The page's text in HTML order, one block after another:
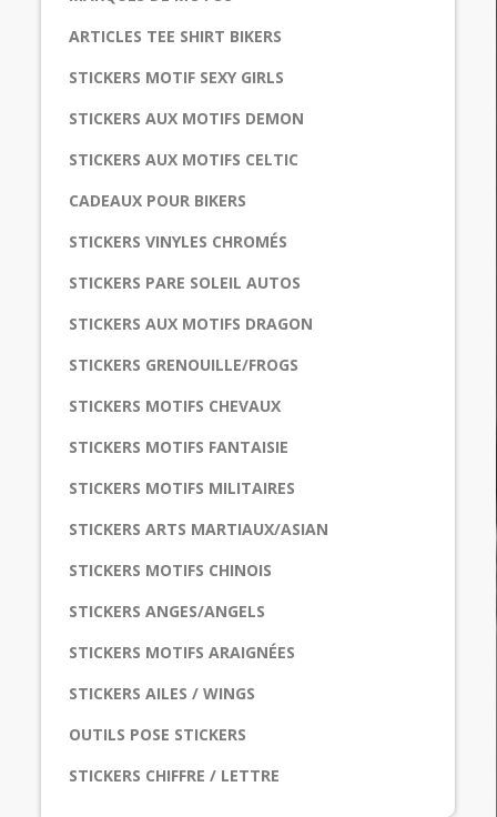
ARTICLES TEE SHIRT BIKERS
STICKERS MOTIF SEXY GIRLS
STICKERS AUX MOTIFS DEMON
STICKERS AUX MOTIFS CELTIC
CADEAUX POUR BIKERS
STICKERS VINYLES CHROMÉS
STICKERS PARE SOLEIL AUTOS
STICKERS AUX MOTIFS DRAGON
STICKERS GRENOUILLE/FROGS
STICKERS MOTIFS CHEVAUX
STICKERS MOTIFS FANTAISIE
STICKERS MOTIFS MILITAIRES
STICKERS ARTS MARTIAUX/ASIAN
STICKERS MOTIFS CHINOIS
STICKERS ANGES/ANGELS
STICKERS MOTIFS ARAIGNÉES
STICKERS AILES / WINGS
OUTILS POSE STICKERS
STICKERS CHIFFRE / LETTRE